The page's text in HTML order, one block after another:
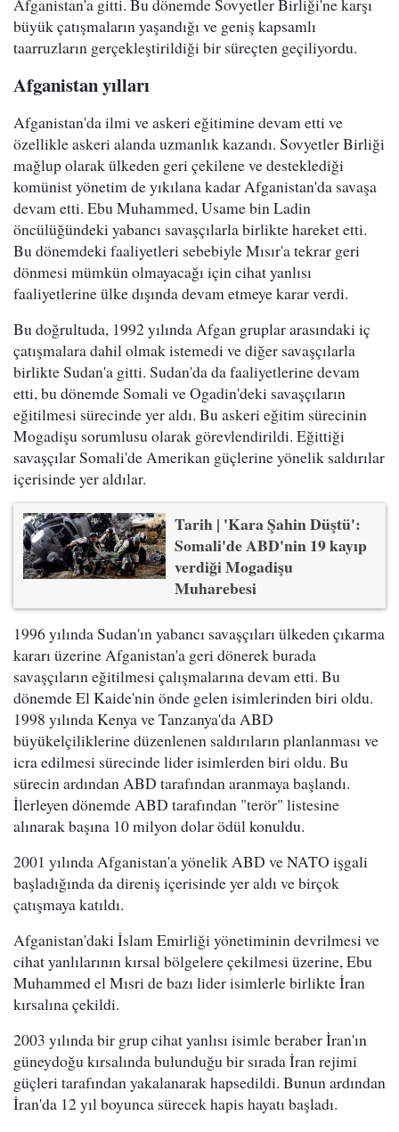
Afganistan'a gitti. Bu dönemde Sovyetler Birliği'ne karşı
büyük çatışmaların yaşandığı ve geniş kapsamlı
taarruzların gerçekleştirildiği bir süreçten geçiliyordu.
Afganistan yılları
Afganistan'da ilmi ve askeri eğitimine devam etti ve
özellikle askeri alanda uzmanlık kazandı. Sovyetler Birliği
mağlup olarak ülkeden geri çekilene ve desteklediği
komünist yönetim de yıkılana kadar Afganistan'da savaşa
devam etti. Ebu Muhammed, Usame bin Ladin
öncülüğündeki yabancı savaşçılarla birlikte hareket etti.
Bu dönemdeki faaliyetleri sebebiyle Mısır'a tekrar geri
dönmesi mümkün olmayacağı için cihat yanlısı
faaliyetlerine ülke dışında devam etmeye karar verdi.
Bu doğrultuda, 1992 yılında Afgan gruplar arasındaki iç
çatışmalara dahil olmak istemedi ve diğer savaşçılarla
birlikte Sudan'a gitti. Sudan'da da faaliyetlerine devam
etti, bu dönemde Somali ve Ogadin'deki savaşçıların
eğitilmesi sürecinde yer aldı. Bu askeri eğitim sürecinin
Mogadişu sorumlusu olarak görevlendirildi. Eğittiği
savaşçılar Somali'de Amerikan güçlerine yönelik saldırılar
içerisinde yer aldılar.
Tarih | 'Kara Şahin Düştü':
Somali'de ABD'nin 19 kayıp
verdiği Mogadişu
Muharebesi
1996 yılında Sudan'ın yabancı savaşçıları ülkeden çıkarma
kararı üzerine Afganistan'a geri dönerek burada
savaşçıların eğitilmesi çalışmalarına devam etti. Bu
dönemde El Kaide'nin önde gelen isimlerinden biri oldu.
1998 yılında Kenya ve Tanzanya'da ABD
büyükelçiliklerine düzenlenen saldırıların planlanması ve
icra edilmesi sürecinde lider isimlerden biri oldu. Bu
sürecin ardından ABD tarafından aranmaya başlandı.
İlerleyen dönemde ABD tarafından "terör" listesine
alınarak başına 10 milyon dolar ödül konuldu.
2001 yılında Afganistan'a yönelik ABD ve NATO işgali
başladığında da direniş içerisinde yer aldı ve birçok
çatışmaya katıldı.
Afganistan'daki İslam Emirliği yönetiminin devrilmesi ve
cihat yanlılarının kırsal bölgelere çekilmesi üzerine, Ebu
Muhammed el Mısri de bazı lider isimlerle birlikte İran
kırsalına çekildi.
2003 yılında bir grup cihat yanlısı isimle beraber İran'ın
güneydoğu kırsalında bulunduğu bir sırada İran rejimi
güçleri tarafından yakalanarak hapsedildi. Bunun ardından
İran'da 12 yıl boyunca sürecek hapis hayatı başladı.